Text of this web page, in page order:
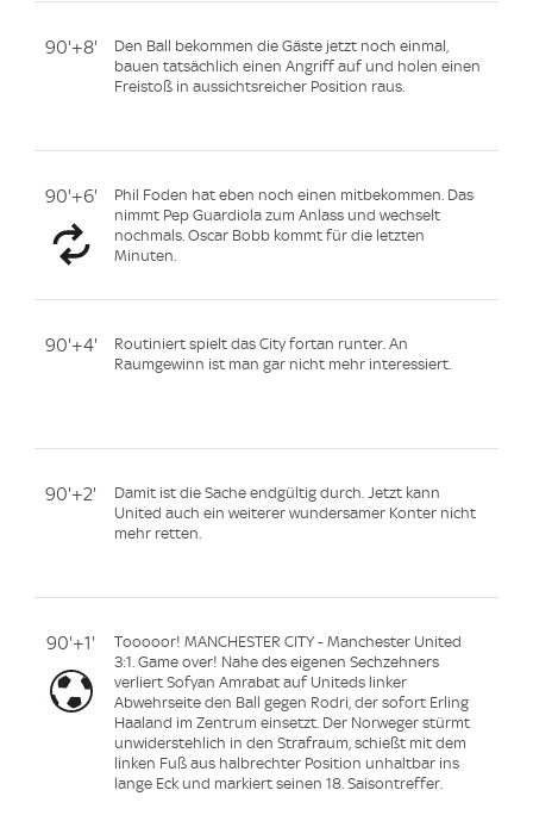
90'+8'
Den Ball bekommen die Gäste jetzt noch einmal,
bauen tatsächlich einen Angriff auf und holen einen
Freistoß in aussichtsreicher Position raus.
90'+6'
Phil Foden hat eben noch einen mitbekommen. Das
nimmt Pep Guardiola zum Anlass und wechselt
nochmals. Oscar Bobb kommt für die letzten
Minuten.
90'+4'
Routiniert spielt das City fortan runter. An
Raumgewinn ist man gar nicht mehr interessiert.
90'+2'
Damit ist die Sache endgültig durch. Jetzt kann
United auch ein weiterer wundersamer Konter nicht
mehr retten.
90'+1'
Tooooor! MANCHESTER CITY - Manchester United
3:1. Game over! Nahe des eigenen Sechzehners
verliert Sofyan Amrabat auf Uniteds linker
Abwehrseite den Ball gegen Rodri, der sofort Erling
Haaland im Zentrum einsetzt. Der Norweger stürmt
unwiderstehlich in den Strafraum, schießt mit dem
linken Fuß aus halbrechter Position unhaltbar ins
lange Eck und markiert seinen 18. Saisontreffer.